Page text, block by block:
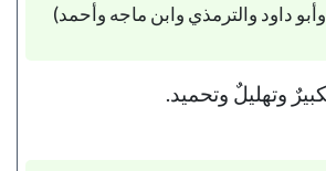
داود والترمذي وابن ماجه وأحمد)
وتهليلٌ وتحميد.